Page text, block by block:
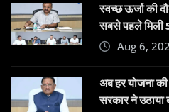
स्वच्छ ऊर्जा की
सबसे पहले मिली
Aug 6,
अब हर योजना की
सरकार ने उठाया